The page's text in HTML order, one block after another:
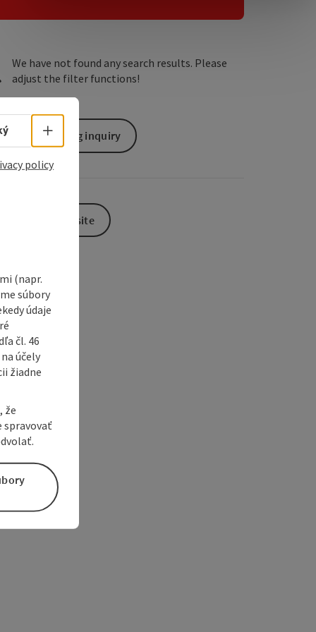
We have not found any search results. Please
adjust the filter functions!
non-binding inquiry
To the website
Select language - Open menu
policy
(napr.
súbory
údaje
čl. 46
účely
žiadne
že
spravovať